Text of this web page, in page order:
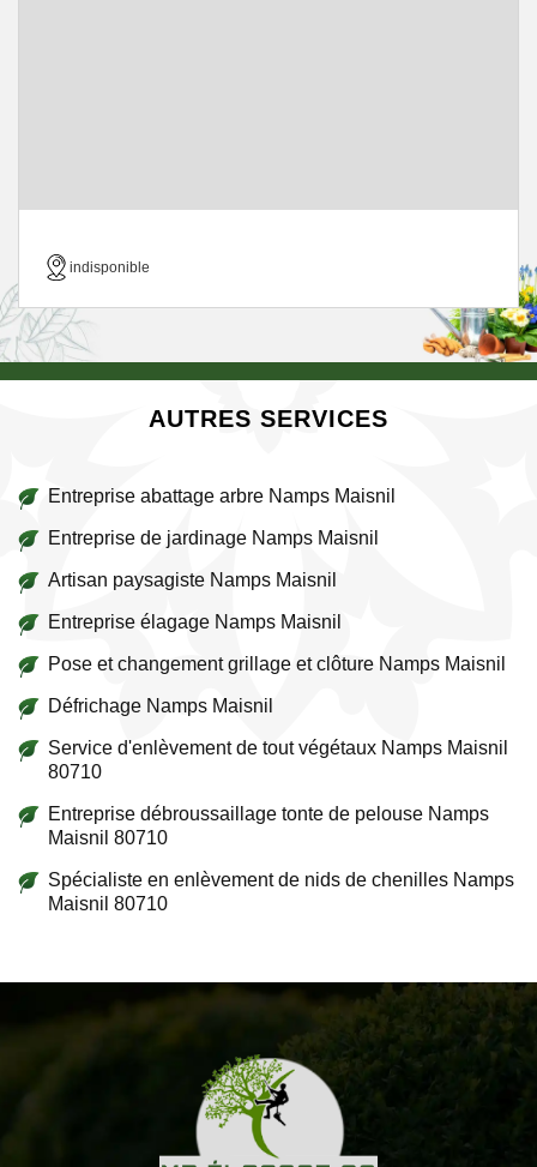
indisponible
AUTRES SERVICES
Entreprise abattage arbre Namps Maisnil
Entreprise de jardinage Namps Maisnil
Artisan paysagiste Namps Maisnil
Entreprise élagage Namps Maisnil
Pose et changement grillage et clôture Namps Maisnil
Défrichage Namps Maisnil
Service d'enlèvement de tout végétaux Namps Maisnil
80710
Entreprise débroussaillage tonte de pelouse Namps
Maisnil 80710
Spécialiste en enlèvement de nids de chenilles Namps
Maisnil 80710